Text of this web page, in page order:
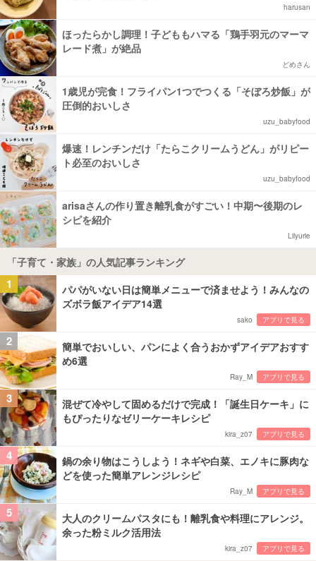
harusan
ほったらかし調理！子どももハマる「鶏手羽元のマーマ
レード煮」が絶品
どめさん
1歳児が完食！フライパン1つでつくる「そぼろ炒飯」が
圧倒的おいしさ
uzu_babyfood
爆速！レンチンだけ「たらこクリームうどん」がリピー
ト必至のおいしさ
uzu_babyfood
arisaさんの作り置き離乳食がすごい！中期〜後期のレ
シピを紹介
Lilyurie
「子育て・家族」の人気記事ランキング
1
パパがいない日は簡単メニューで済ませよう！みんなの
ズボラ飯アイデア14選
sako アプリで見る
2
簡単でおいしい、パンによく合うおかずアイデアおすす
め6選
Ray_M アプリで見る
3
混ぜて冷やして固めるだけで完成！「誕生日ケーキ」に
もぴったりなゼリーケーキレシピ
kira_z07 アプリで見る
4
鍋の余り物はこうしよう！ネギや白菜、エノキに豚肉な
どを使った簡単アレンジレシピ
Ray_M アプリで見る
5
大人のクリームパスタにも！離乳食や料理にアレンジ。
余った粉ミルク活用法
kira_z07 アプリで見る